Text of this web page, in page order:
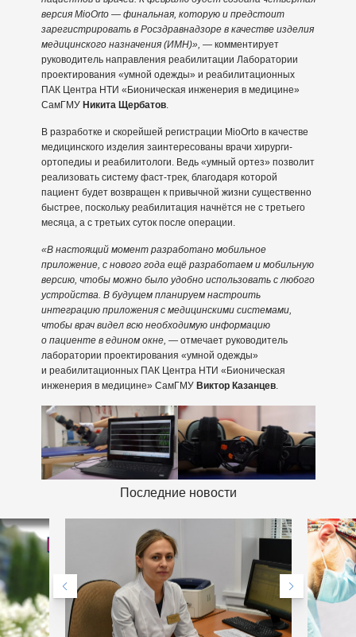
версия MioOrto — финальная, которую и предстоит
зарегистрировать в Росздравнадзоре в качестве изделия
медицинского назначения (ИМН)», — комментирует
руководитель направления реабилитации Лаборатории
проектирования «умной одежды» и реабилитационных
ПАК Центра НТИ «Бионическая инженерия в медицине»
СамГМУ Никита Щербатов.
В разработке и скорейшей регистрации MioOrto в качестве
медицинского изделия заинтересованы врачи хирурги-
ортопедиы и реабилитологи. Ведь «умный ортез» позволит
реализовать систему фаст-трек, благодаря которой
пациент будет возвращен к привычной жизни существенно
быстрее, поскольку реабилитация начнётся не с третьего
месяца, а с третьих суток после операции.
«В настоящий момент разработано мобильное
приложение, с нового года ещё разработаем и мобильную
версию, чтобы можно было удобно использовать с любого
устройства. В будущем планируем настроить
интеграцию приложения с медицинскими системами,
чтобы врач видел всю необходимую информацию
о пациенте в едином окне, — отмечает руководитель
лаборатории проектирования «умной одежды»
и реабилитационных ПАК Центра НТИ «Бионическая
инженерия в медицине» СамГМУ Виктор Казанцев.
Последние новости